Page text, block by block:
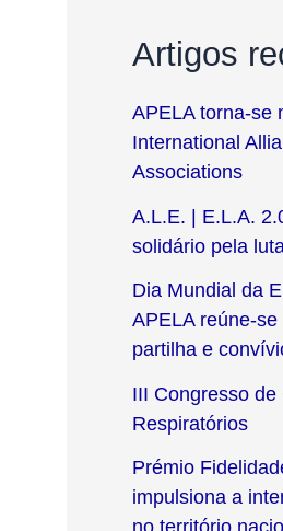
Artigos
APELA torna-se
International
Associations
A.L.E. | E.L.A.
solidário pela
Dia Mundial da
APELA reúne-
partilha e
III Congresso de
Respiratórios
Prémio
impulsiona a